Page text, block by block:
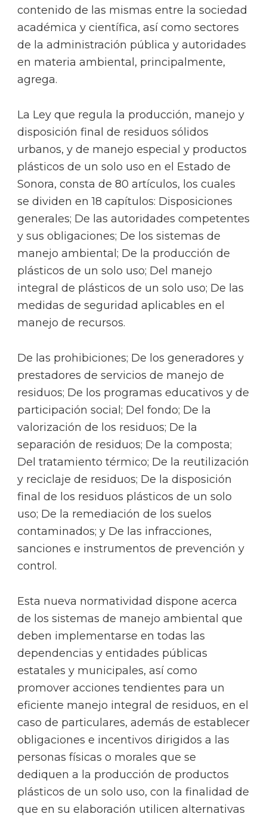
contenido de las mismas entre la sociedad
académica y científica, así como sectores
de la administración pública y autoridades
en materia ambiental, principalmente,
agrega.
La Ley que regula la producción, manejo y
disposición final de residuos sólidos
urbanos, y de manejo especial y productos
plásticos de un solo uso en el Estado de
Sonora, consta de 80 artículos, los cuales
se dividen en 18 capítulos: Disposiciones
generales; De las autoridades competentes
y sus obligaciones; De los sistemas de
manejo ambiental; De la producción de
plásticos de un solo uso; Del manejo
integral de plásticos de un solo uso; De las
medidas de seguridad aplicables en el
manejo de recursos.
De las prohibiciones; De los generadores y
prestadores de servicios de manejo de
residuos; De los programas educativos y de
participación social; Del fondo; De la
valorización de los residuos; De la
separación de residuos; De la composta;
Del tratamiento térmico; De la reutilización
y reciclaje de residuos; De la disposición
final de los residuos plásticos de un solo
uso; De la remediación de los suelos
contaminados; y De las infracciones,
sanciones e instrumentos de prevención y
control.
Esta nueva normatividad dispone acerca
de los sistemas de manejo ambiental que
deben implementarse en todas las
dependencias y entidades públicas
estatales y municipales, así como
promover acciones tendientes para un
eficiente manejo integral de residuos, en el
caso de particulares, además de establecer
obligaciones e incentivos dirigidos a las
personas físicas o morales que se
dediquen a la producción de productos
plásticos de un solo uso, con la finalidad de
que en su elaboración utilicen alternativas